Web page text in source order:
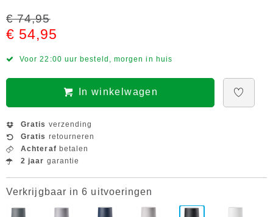
€ 74,95
€ 54,95
Voor 22:00 uur besteld, morgen in huis
In winkelwagen
Gratis verzending
Gratis retourneren
Achteraf betalen
2 jaar garantie
Verkrijgbaar in 6 uitvoeringen